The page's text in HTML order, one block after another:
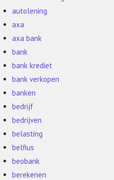
autolening
axa
axa bank
bank
bank krediet
bank verkopen
banken
bedrijf
bedrijven
belasting
belfius
beobank
berekenen